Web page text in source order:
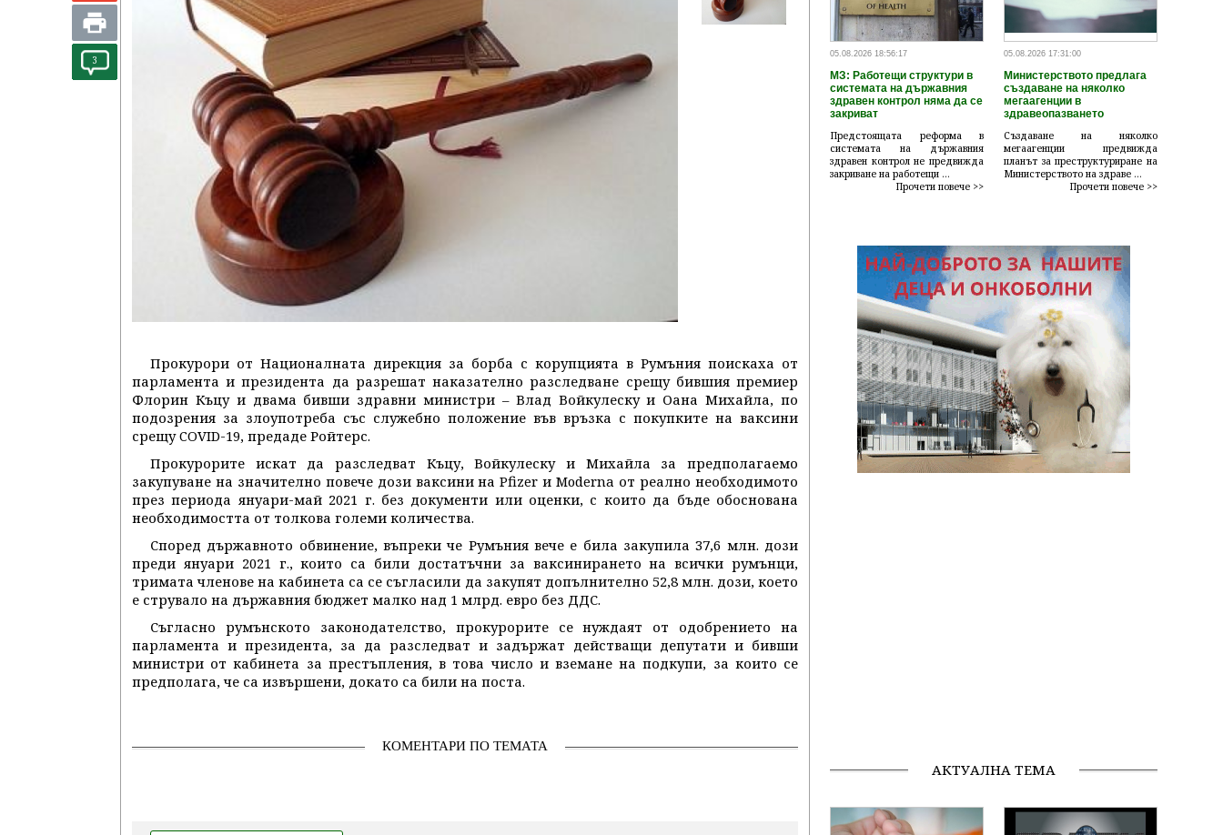
3
Прокурори от Националната дирекция за борба с корупцията в Румъния поискаха от
парламента и президента да разрешат наказателно разследване срещу бившия премиер
Флорин Къцу и двама бивши здравни министри – Влад Войкулеску и Оана Михайла, по
подозрения за злоупотреба със служебно положение във връзка с покупките на ваксини
срещу COVID-19, предаде Ройтерс.
Прокурорите искат да разследват Къцу, Войкулеску и Михайла за предполагаемо
закупуване на значително повече дози ваксини на Pfizer и Moderna от реално необходимото
през периода януари-май 2021 г. без документи или оценки, с които да бъде обоснована
необходимостта от толкова големи количества.
Според държавното обвинение, въпреки че Румъния вече е била закупила 37,6 млн. дози
преди януари 2021 г., които са били достатъчни за ваксинирането на всички румънци,
тримата членове на кабинета са се съгласили да закупят допълнително 52,8 млн. дози, което
е струвало на държавния бюджет малко над 1 млрд. евро без ДДС.
Съгласно румънското законодателство, прокурорите се нуждаят от одобрението на
парламента и президента, за да разследват и задържат действащи депутати и бивши
министри от кабинета за престъпления, в това число и вземане на подкупи, за които се
предполага, че са извършени, докато са били на поста.
КОМЕНТАРИ ПО ТЕМАТА
05.08.2026 18:56:17
МЗ: Работещи структури в
системата на държавния
здравен контрол няма да се
закриват
Предстоящата реформа в
системата на държавния
здравен контрол не предвижда
закриване на работещи ...
Прочети повече >>
05.08.2026 17:31:00
Министерството предлага
създаване на няколко
мегаагенции в
здравеопазването
Създаване на няколко
мегаагенции предвижда
планът за преструктуриране на
Министерството на здраве ...
Прочети повече >>
АКТУАЛНА ТЕМА